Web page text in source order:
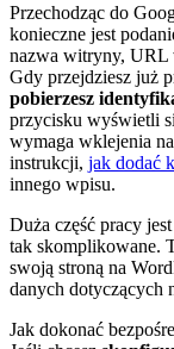
Przechodząc do
konieczne jest
nazwa witryny, URL
Gdy przejdziesz już
pobierzesz
przycisku wyświetli
wymaga wklejenia
instrukcji, jak dodać
innego wpisu.
Duża część pracy
tak skomplikowane.
swoją stroną na
danych
Jak dokonać